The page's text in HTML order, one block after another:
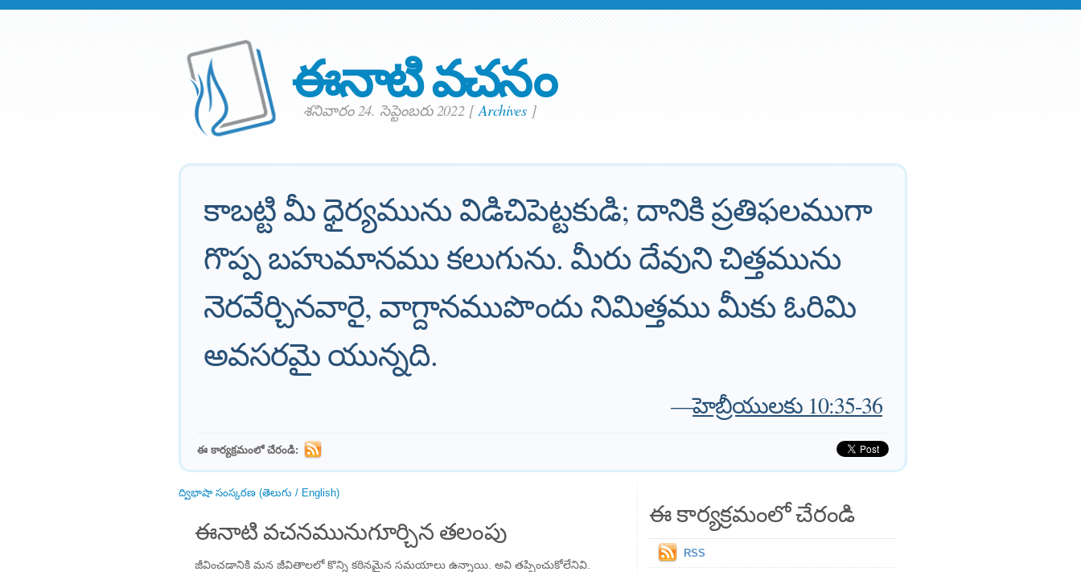
ఈనాటి వచనం
శనివారం 24. సెప్టెంబరు 2022 [Archives ]
కాబట్టి మీ ధైర్యమును విడిచిపెట్టకుడి; దానికి ప్రతిఫలముగా
గొప్ప బహుమానము కలుగును. మీరు దేవుని చిత్తమును
నెరవేర్చినవారై, వాగ్దానముపొందు నిమిత్తము మీకు ఓరిమి
అవసరమై యున్నది.
—హెబ్రీయులకు 10:35-36
ఈ కార్యక్రమంలో చేరండి:
ద్విభాషా సంస్కరణ (తెలుగు / English)
ఈనాటి వచనమునుగూర్చిన తలంపు
జీవించడానికి మన జీవితాలలో కొన్ని కఠినమైన సమయాలు ఉన్నాయి. అవి తప్పించుకోలేనివి.
ఈ కార్యక్రమంలో చేరండి
RSS